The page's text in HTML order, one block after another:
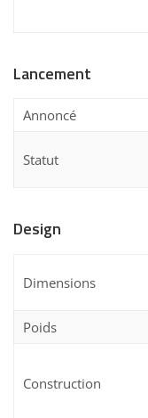
Lancement
Annoncé
Statut
Design
Dimensions
Poids
Construction